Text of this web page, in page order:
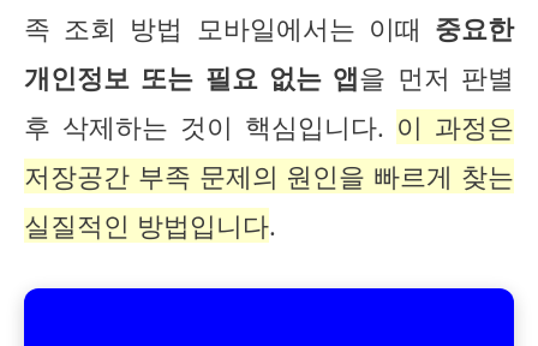
족 조회 방법 모바일에서는 이때 중요한
개인정보 또는 필요 없는 앱을 먼저 판별
후 삭제하는 것이 핵심입니다. 이 과정은
저장공간 부족 문제의 원인을 빠르게 찾는
실질적인 방법입니다.